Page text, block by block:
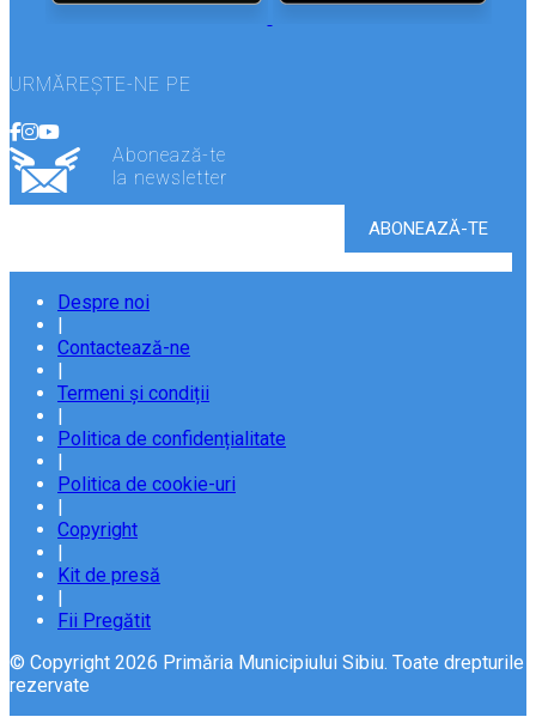
URMĂREȘTE-NE PE
Abonează-te
la newsletter
Despre noi
Contactează-ne
Termeni și condiții
Politica de confidențialitate
Politica de cookie-uri
Copyright
Kit de presă
Fii Pregătit
© Copyright 2026 Primăria Municipiului Sibiu. Toate drepturile
rezervate